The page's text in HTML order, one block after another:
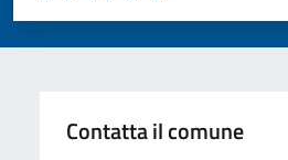
Valuta 5 stelle su 5
Valuta 4 stelle su 5
Valuta 3 stelle su 5
Valuta 2 stelle su 5
Valuta 1 stelle su 5
Contatta il comune